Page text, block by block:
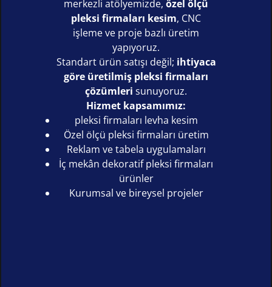
merkezli atölyemizde, özel ölçü
pleksi firmaları kesim, CNC
işleme ve proje bazlı üretim
yapıyoruz.
Standart ürün satışı değil; ihtiyaca
göre üretilmiş pleksi firmaları
çözümleri sunuyoruz.
Hizmet kapsamımız:
pleksi firmaları levha kesim
Özel ölçü pleksi firmaları üretim
Reklam ve tabela uygulamaları
İç mekân dekoratif pleksi firmaları
ürünler
Kurumsal ve bireysel projeler